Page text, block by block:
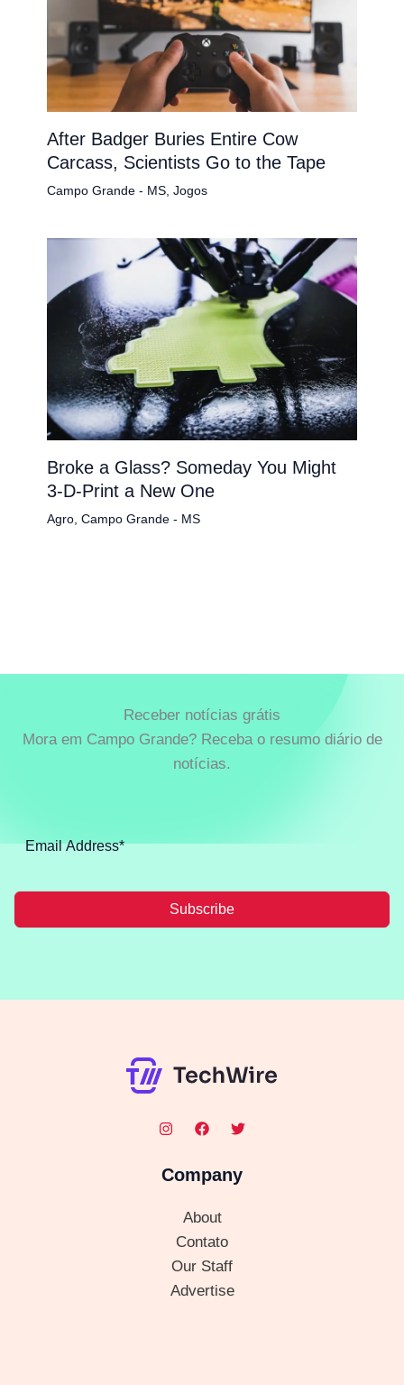
After Badger Buries Entire Cow
Carcass, Scientists Go to the Tape
Campo Grande - MS, Jogos
Broke a Glass? Someday You Might
3-D-Print a New One
Agro, Campo Grande - MS
Receber notícias grátis
Mora em Campo Grande? Receba o resumo diário de
notícias.
Subscribe
Company
About
Contato
Our Staff
Advertise